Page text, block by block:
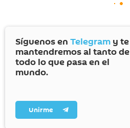
Síguenos en Telegram y te
mantendremos al tanto de
todo lo que pasa en el
mundo.
Unirme